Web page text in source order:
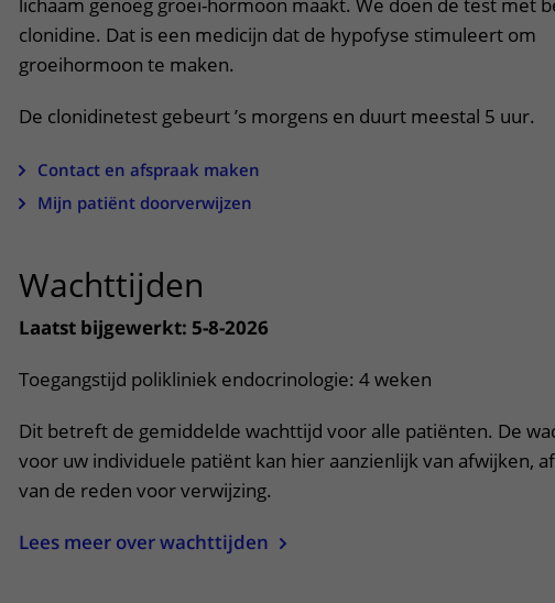
Betere zorg door onderzoek
clonidine. Dat is een medicijn dat de hypofyse stimuleert om
groeihormoon te maken.
De clonidinetest gebeurt ’s morgens en duurt meestal 5 uur.
Contact en afspraak maken
Mijn patiënt doorverwijzen
Wachttijden
Laatst bijgewerkt: 5-8-2026
Toegangstijd polikliniek endocrinologie: 4 weken
Dit betreft de gemiddelde wachttijd voor alle patiënten. De
voor uw individuele patiënt kan hier aanzienlijk van afwijken,
van de reden voor verwijzing.
Lees meer over wachttijden